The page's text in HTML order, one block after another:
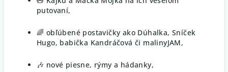
putovaní,
🌈 obľúbené postavičky ako Dúhalka, Sníček
Hugo, babička Kandráčová či malinyJAM,
🎶 nové piesne, rýmy a hádanky,